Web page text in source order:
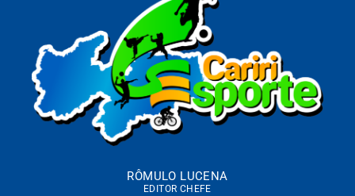
RÔMULO LUCENA
EDITOR CHEFE